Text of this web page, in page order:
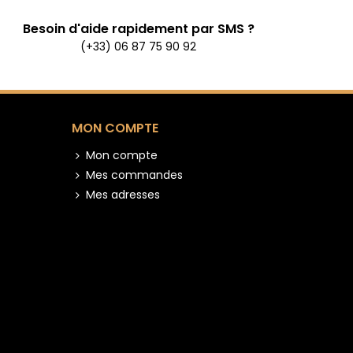
Besoin d'aide rapidement par SMS ?
(+33) 06 87 75 90 92
MON COMPTE
Mon compte
Mes commandes
Mes adresses